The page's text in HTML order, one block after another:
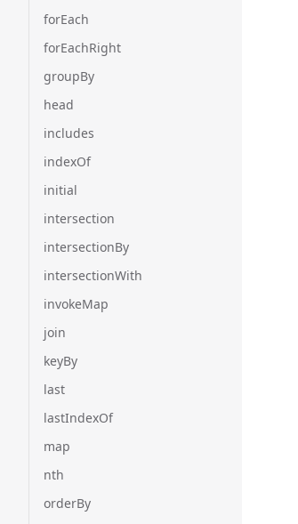
forEach
forEachRight
groupBy
head
includes
indexOf
initial
intersection
intersectionBy
intersectionWith
invokeMap
join
keyBy
last
lastIndexOf
map
nth
orderBy